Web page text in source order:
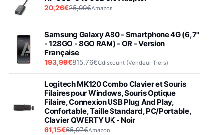
20,26€25,99€Amazon
Samsung Galaxy A80 - Smartphone 4G (6,7''
- 128GO - 8GO RAM) - OR - Version
Française
193,99€815,76€Cdiscount (Vendeur Tiers)
Logitech MK120 Combo Clavier et Souris
Filaires pour Windows, Souris Optique
Filaire, Connexion USB Plug And Play,
Confortable, Taille Standard, PC/Portable,
Clavier QWERTY UK - Noir
61,15€65,97€Amazon